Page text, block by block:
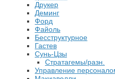
Друкер
Деминг
Форд
Файоль
Бесструктурное
Гастев
Сунь-Цзы
Стратагемы/разн.
Управление